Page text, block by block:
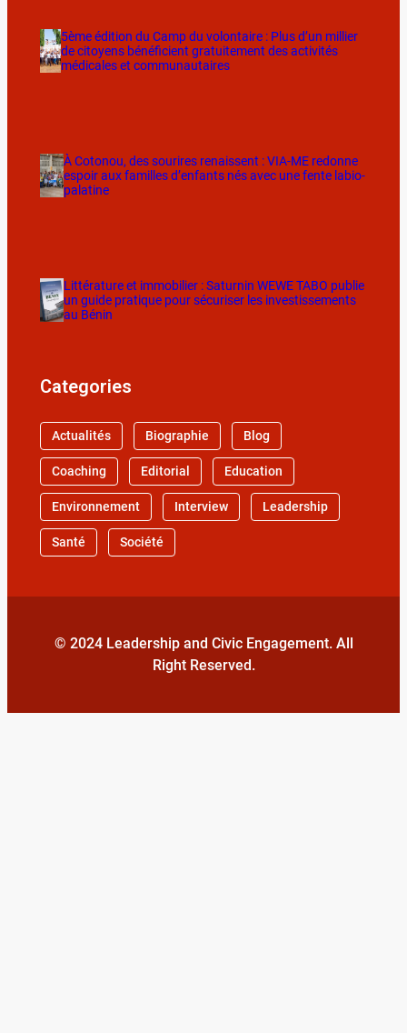
5ème édition du Camp du volontaire : Plus d’un millier
de citoyens bénéficient gratuitement des activités
médicales et communautaires
À Cotonou, des sourires renaissent : VIA-ME redonne
espoir aux familles d’enfants nés avec une fente labio-
palatine
Littérature et immobilier : Saturnin WEWE TABO publie
un guide pratique pour sécuriser les investissements
au Bénin
Categories
Actualités Biographie Blog
Coaching Editorial Education
Environnement Interview Leadership
Santé Société
© 2024 Leadership and Civic Engagement. All
Right Reserved.